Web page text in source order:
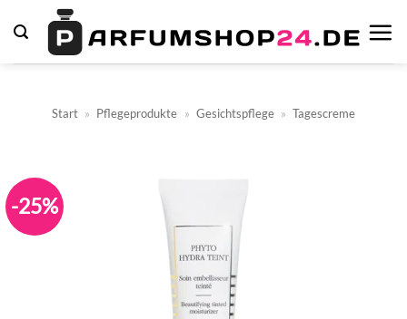
Inhalt
springen
Start » Pflegeprodukte » Gesichtspflege » Tagescreme
-25%